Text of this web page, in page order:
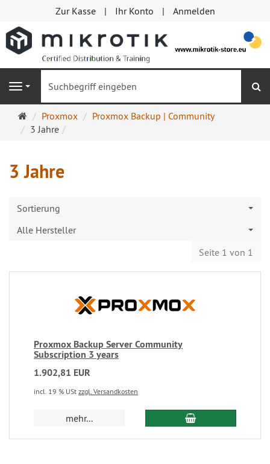
Zur Kasse Ihr Konto Anmelden
Navigation
Startseite
Proxmox
Proxmox Backup | Community
3 Jahre
3 Jahre
Sortierung
Alle Hersteller
Seite 1 von 1
Proxmox Backup Server Community
Subscription 3 years
1.902,81 EUR
incl. 19 % USt zzgl. Versandkosten
mehr...